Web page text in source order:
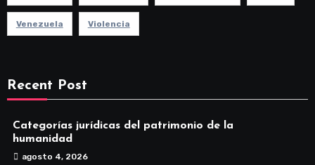
Venezuela Violencia
Recent Post
Categorías jurídicas del patrimonio de la
humanidad
agosto 4, 2026